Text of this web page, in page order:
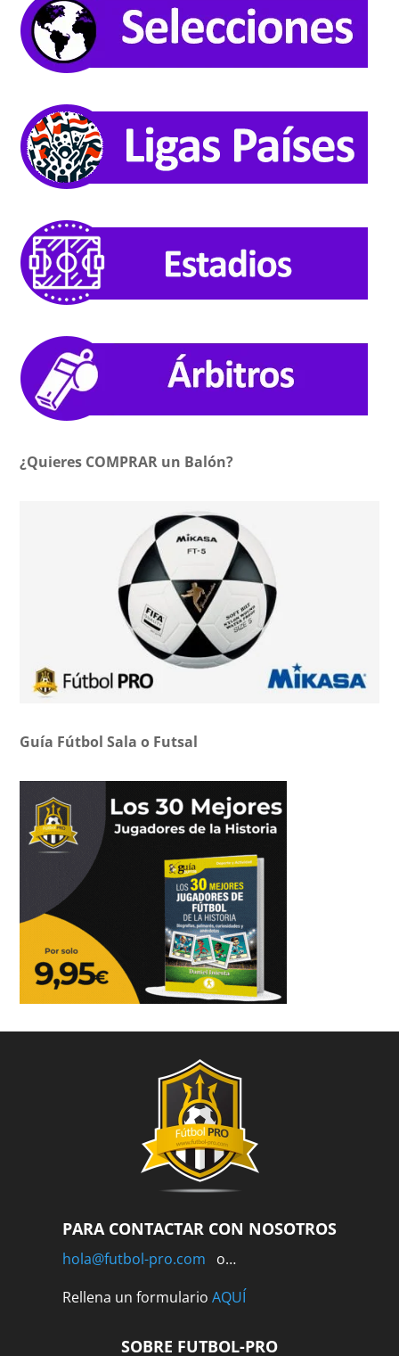
¿Quieres COMPRAR un Balón?
Guía Fútbol Sala o Futsal
PARA CONTACTAR CON NOSOTROS
hola@futbol-pro.com o…
Rellena un formulario AQUÍ
SOBRE FUTBOL-PRO